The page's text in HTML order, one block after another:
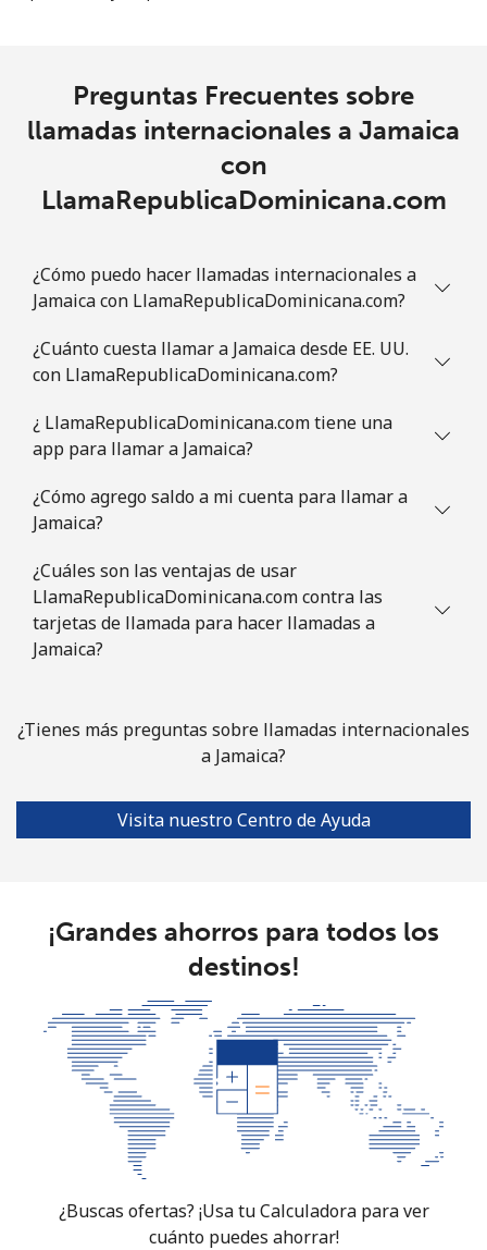
Preguntas Frecuentes sobre
llamadas internacionales a Jamaica
con
LlamaRepublicaDominicana.com
¿Cómo puedo hacer llamadas internacionales a
Jamaica con LlamaRepublicaDominicana.com?
¿Cuánto cuesta llamar a Jamaica desde EE. UU.
con LlamaRepublicaDominicana.com?
¿ LlamaRepublicaDominicana.com tiene una
app para llamar a Jamaica?
¿Cómo agrego saldo a mi cuenta para llamar a
Jamaica?
¿Cuáles son las ventajas de usar
LlamaRepublicaDominicana.com contra las
tarjetas de llamada para hacer llamadas a
Jamaica?
¿Tienes más preguntas sobre llamadas internacionales
a Jamaica?
Visita nuestro Centro de Ayuda
¡Grandes ahorros para todos los
destinos!
¿Buscas ofertas? ¡Usa tu Calculadora para ver
cuánto puedes ahorrar!